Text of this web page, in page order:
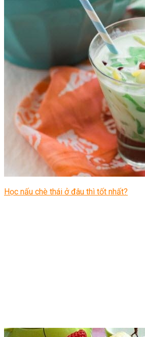
Học nấu chè thái ở đâu thì tốt nhất?